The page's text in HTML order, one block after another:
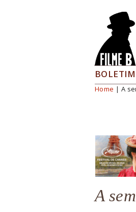
BOLETIM
Você
Home | A
A